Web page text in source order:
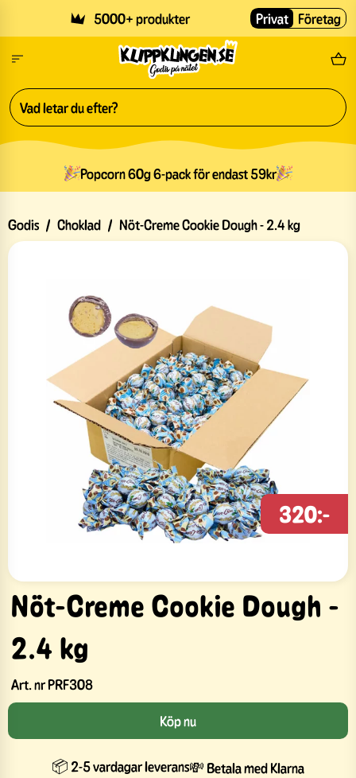
5000+ produkter Fri
Privat Företag
Popcorn 60g 6-pack för endast 59kr
Godis / Choklad / Nöt-Creme Cookie Dough - 2.4 kg
Nöt-Creme Cookie Dough -
2.4 kg
Art. nrPRF308
320:-
Köp nu
📦 2-5 vardagar leverans💸 Betala med Klarna